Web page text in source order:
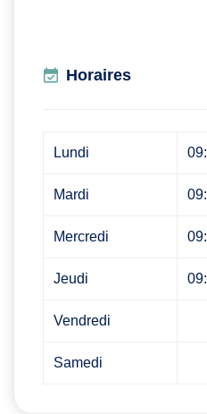
Horaires
Lundi
Mardi
Mercredi
Jeudi
Vendredi
Samedi